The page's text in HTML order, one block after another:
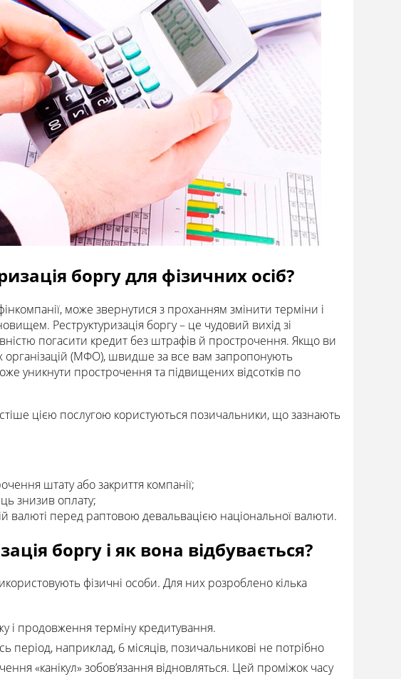
боргу для фізичних осіб?
може звернутися з проханням змінити терміни і
Реструктуризація боргу – це чудовий вихід зі
погасити кредит без штрафів й прострочення. Якщо ви
організацій (МФО), швидше за все вам запропонують
уникнути прострочення та підвищених відсотків по
цією послугою користуються позичальники, що зазнають
штату або закриття компанії;
знизив оплату;
валюті перед раптовою девальвацією національної валюти.
боргу і як вона відбувається?
фізичні особи. Для них розроблено кілька
продовження терміну кредитування.
період, наприклад, 6 місяців, позичальникові не потрібно
«канікул» зобов’язання відновляться. Цей проміжок часу